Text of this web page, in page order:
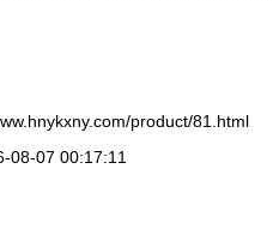
product/81.html
08-07 00:17:11